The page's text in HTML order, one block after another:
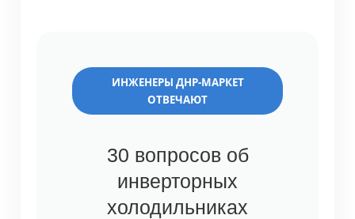
ИНЖЕНЕРЫ ДНР-МАРКЕТ
ОТВЕЧАЮТ
30 вопросов об
инверторных
холодильниках